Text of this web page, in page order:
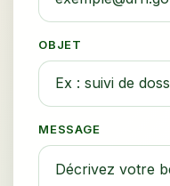
OBJET
MESSAGE